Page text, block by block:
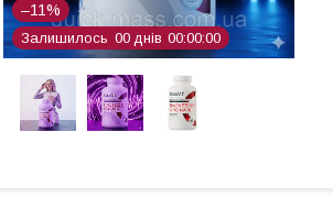
–11%
Залишилось 00 днів 00 00 00